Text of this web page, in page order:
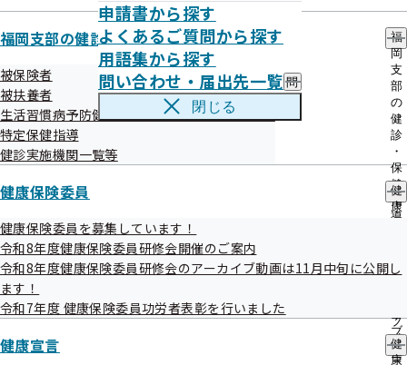
申請書から探す
よくあるご質問から探す
用語集から探す
問い合わせ・届出先一覧 問
い
・
の
サ
閉じる
福岡支部の健診・保健指導のご案内
福
岡
支
部
の
健
診
・
保
健
指
導
案
サ
ブ
メ
被保険者
被扶養者
生活習慣病予防健診等実施機関の募集について
特定保健指導
健診実施機関一覧等
健康保険委員
健
康
員
ブ
メ
ニ
健康保険委員を募集しています！
令和8年度健康保険委員研修会開催のご案内
令和8年度健康保険委員研修会のアーカイブ動画は11月中旬に公開し
ます！
令和7年度 健康保険委員功労者表彰を行いました
健康宣言
健
康
メールマガジン
目次
福岡支部メールマガジンについて
メールマガジン登録方法
バックナンバー